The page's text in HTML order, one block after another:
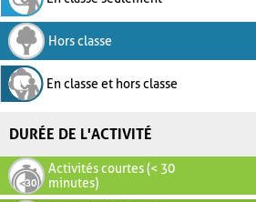
Hors classe
En classe et hors classe
DURÉE DE L'ACTIVITÉ
Activités courtes (< 30
minutes)